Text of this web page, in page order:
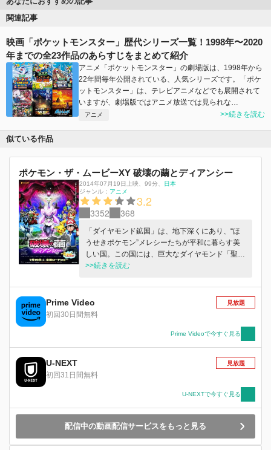
関連記事
映画「ポケットモンスター」歴代シリーズ一覧！1998年〜2020
年までの全23作品のあらすじをまとめて紹介
アニメ「ポケットモンスター」の劇場版は、1998年から
22年間毎年公開されている、人気シリーズです。「ポケ
ットモンスター」は、テレビアニメなどでも展開されて
いますが、劇場版ではアニメ放送では見られな…
アニメ >>続きを読む
似ている作品
ポケモン・ザ・ムービーXY 破壊の繭とディアンシー
2014年07月19日上映 99分
日本
ジャンル： アニメ
3.2
3352 368
「ダイヤモンド鉱国」は、地下深くにあり、“ほ
うせきポケモン”メレシーたちが平和に暮らす美
しい国。この国には、巨大なダイヤモンド「聖な
るダイヤ」があり、鉱国を維持する大切なエネル
して、そのダイヤを作り出せるのは、この国のお
姫様・ディアンシーだけ。だが、彼女にはまだそ
の力が備わっていなかった。しかし「聖なるダイ
ままではこの国は滅んでしまう！ ディアンシー
はサトシとピカチュウに出会い、聖なる力を求め
て「生命のポケモン」ゼルネアスを探す旅に出
る。道中、盗賊やロケット団がディアンシーのそ
の能力を求め、襲いかかる。ピンチを切り抜けな
がら旅を続ける一行だったが、その行く手には、
かつてカロス地方のあらゆる生命を消滅させたと
いう「破壊のポケモン」イベルタルの眠る繭が待
ち受けていた_____。 果たしてディアンシーは自
分の国を救う事が出来るのか？ そして、サトシ
>>続きを読む
Prime Video
初回30日間無料
見放題
Prime Videoで今すぐ見る
U-NEXT
初回31日間無料
見放題
U-NEXTで今すぐ見る
配信中の動画配信サービスをもっと見る